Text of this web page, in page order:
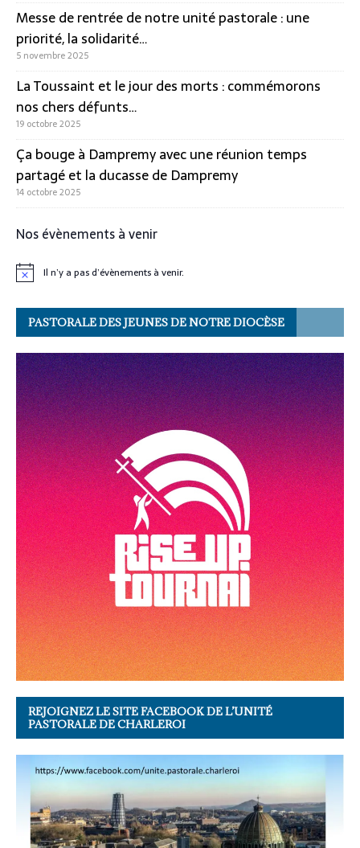
Messe de rentrée de notre unité pastorale : une
priorité, la solidarité…
5 novembre 2025
La Toussaint et le jour des morts : commémorons
nos chers défunts…
19 octobre 2025
Ça bouge à Dampremy avec une réunion temps
partagé et la ducasse de Dampremy
14 octobre 2025
Nos évènements à venir
N
e
Il n’y a pas d’évènements à venir.
PASTORALE DES JEUNES DE NOTRE DIOCÈSE
REJOIGNEZ LE SITE FACEBOOK DE L’UNITÉ
PASTORALE DE CHARLEROI